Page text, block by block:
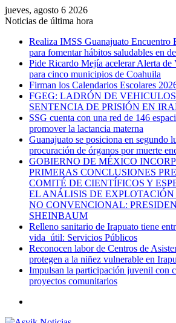
jueves, agosto 6 2026
Noticias de última hora
Realiza IMSS Guanajuato Encuentro
para fomentar hábitos saludables en
Pide Ricardo Mejía acelerar Alerta de
para cinco municipios de Coahuila
Firman los Calendarios Escolares
FGEG: LADRÓN DE
SENTENCIA DE PRISIÓN EN
SSG cuenta con una red de 146
promover la lactancia materna
Guanajuato se posiciona en segundo
procuración de órganos por muerte
GOBIERNO DE MÉXICO
PRIMERAS CONCLUSIONES
COMITÉ DE CIENTÍFICOS Y
EL ANÁLISIS DE
NO CONVENCIONAL:
SHEINBAUM
Relleno sanitario de Irapuato tiene
vida útil: Servicios Públicos
Reconocen labor de Centros de
protegen a la niñez vulnerable en
Impulsan la participación juvenil con
proyectos comunitarios